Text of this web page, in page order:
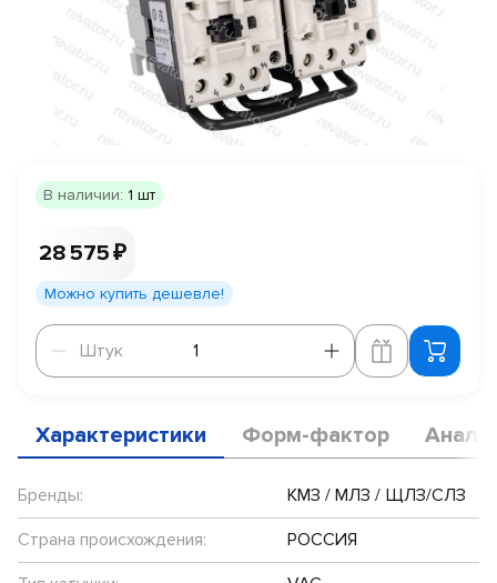
В наличии: 1 шт
28 575 ₽
Можно купить дешевле!
Штук
Штук
Характеристики Форм-фактор
Бренды:
КМЗ / МЛЗ / ЩЛЗ/СЛЗ
Страна происхождения:
РОССИЯ